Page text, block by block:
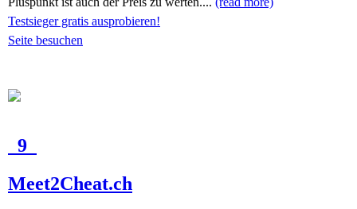
Testsieger gratis ausprobieren!
Seite besuchen
9
Meet2Cheat.ch